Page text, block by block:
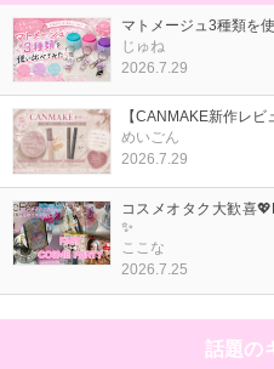
マトメージュ3種類を
じゅね
2026.7.29
【CANMAKE新作レビ
めいごん
2026.7.29
コスメオタク大歓喜
✨
ここな
2026.7.25
話題の